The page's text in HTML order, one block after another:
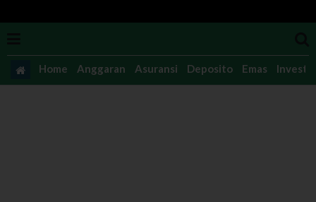
Home Anggaran Asuransi Deposito Emas